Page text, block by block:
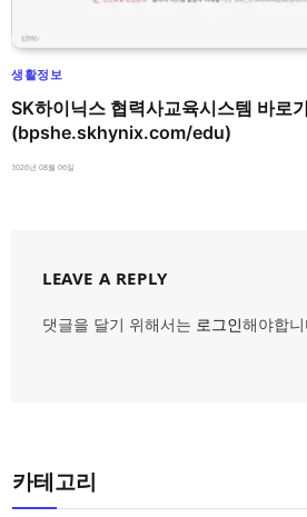
생활정보
SK하이닉스 협력사교육시스템 바로
(bpshe.skhynix.com/edu)
2026년 08월 06일
LEAVE A REPLY
댓글을 달기 위해서는 로그인해야합
카테고리